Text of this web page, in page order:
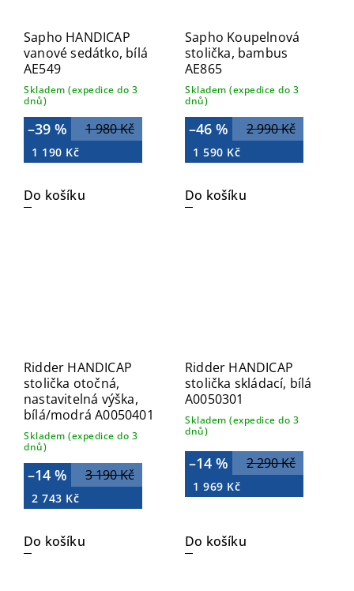
Sapho HANDICAP
vanové sedátko, bílá
AE549
Skladem (expedice do 3
dnů)
1 980 Kč
–39 %
1 190 Kč
Do košíku
Sapho Koupelnová
stolička, bambus
AE865
Skladem (expedice do 3
dnů)
2 990 Kč
–46 %
1 590 Kč
Do košíku
Ridder HANDICAP
stolička otočná,
nastavitelná výška,
bílá/modrá A0050401
Skladem (expedice do 3
dnů)
3 190 Kč
–14 %
2 743 Kč
Do košíku
Ridder HANDICAP
stolička skládací, bílá
A0050301
Skladem (expedice do 3
dnů)
2 290 Kč
–14 %
1 969 Kč
Do košíku